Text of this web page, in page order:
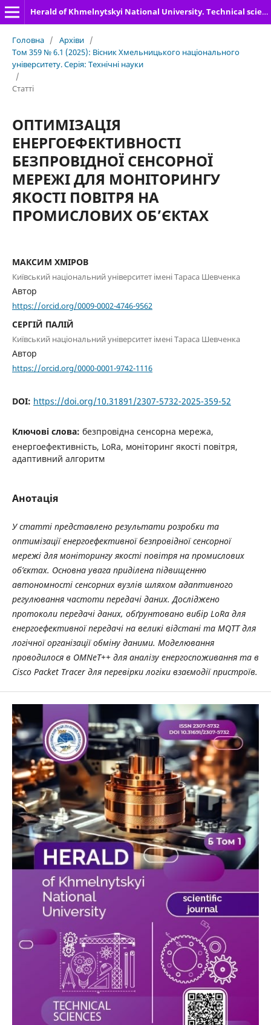
Herald of Khmelnytskyi National University. Technical sciences
Головна / Архіви /
Том 359 № 6.1 (2025): Вісник Хмельницького національного
університету. Серія: Технічні науки
/
Статті
ОПТИМІЗАЦІЯ
ЕНЕРГОЕФЕКТИВНОСТІ
БЕЗПРОВІДНОЇ СЕНСОРНОЇ
МЕРЕЖІ ДЛЯ МОНІТОРИНГУ
ЯКОСТІ ПОВІТРЯ НА
ПРОМИСЛОВИХ ОБ’ЄКТАХ
МАКСИМ ХМІРОВ
Київський національний університет імені Тараса Шевченка
Автор
https://orcid.org/0009-0002-4746-9562
СЕРГІЙ ПАЛІЙ
Київський національний університет імені Тараса Шевченка
Автор
https://orcid.org/0000-0001-9742-1116
DOI: https://doi.org/10.31891/2307-5732-2025-359-52
Ключові слова: безпровідна сенсорна мережа,
енергоефективність, LoRa, моніторинг якості повітря,
адаптивний алгоритм
Анотація
У статті представлено результати розробки та
оптимізації енергоефективної безпровідної сенсорної
мережі для моніторингу якості повітря на промислових
об’єктах. Основна увага приділена підвищенню
автономності сенсорних вузлів шляхом адаптивного
регулювання частоти передачі даних. Досліджено
протоколи передачі даних, обґрунтовано вибір LoRa для
енергоефективної передачі на великі відстані та MQTT для
логічної організації обміну даними. Моделювання
проводилося в OMNeT++ для аналізу енергоспоживання та в
Cisco Packet Tracer для перевірки логіки взаємодії пристроїв.